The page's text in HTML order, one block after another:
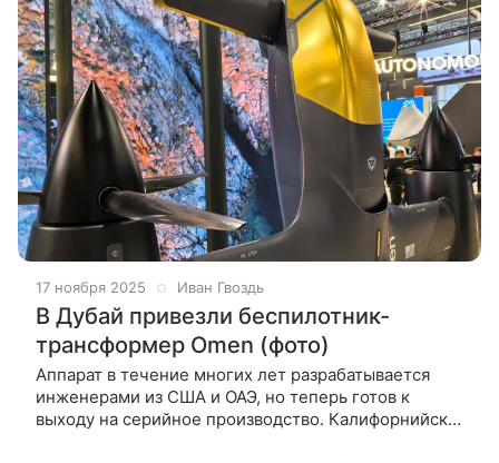
17 ноября 2025 Иван Гвоздь
В Дубай привезли беспилотник-
трансформер Omen (фото)
Аппарат в течение многих лет разрабатывается
инженерами из США и ОАЭ, но теперь готов к
выходу на серийное производство. Калифорнийская